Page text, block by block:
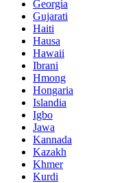
Georgia
Gujarati
Haiti
Hausa
Hawaii
Ibrani
Hmong
Hongaria
Islandia
Igbo
Jawa
Kannada
Kazakh
Khmer
Kurdi